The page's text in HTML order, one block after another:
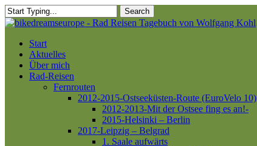
Skip
to
content
Search
Close
Menu
Start
Aktuelles
Über mich
Rad-Reisen
Fernrouten
2012-2015-Ostseeküsten-Route (EuroVelo 10)
2012-2013-Mit der Ostsee fing es an!-
2015-Helsinki – Berlin
2017-Leipzig – Belgrad
1. Saale aufwärts